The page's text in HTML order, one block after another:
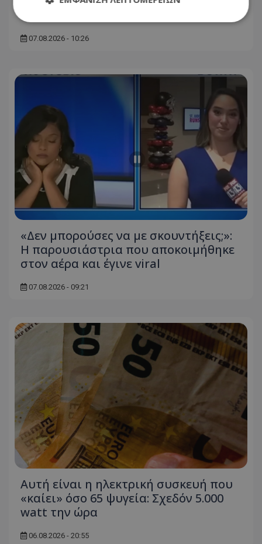
περισσότερο
07.08.2026 - 10:26
«Δεν μπορούσες να με σκουντήξεις;»:
Η παρουσιάστρια που αποκοιμήθηκε
στον αέρα και έγινε viral
07.08.2026 - 09:21
Αυτή είναι η ηλεκτρική συσκευή που
«καίει» όσο 65 ψυγεία: Σχεδόν 5.000
watt την ώρα
06.08.2026 - 20:55
Μη ταξινομημένα
Τα απολύτως απαραίτητα cookies επιτρέπουν
βασικές λειτουργίες του ιστότοπου, όπως τη
σύνδεση χρήστη και τη διαχείριση λογαριασμού.
Ο ιστότοπος δεν μπορεί να χρησιμοποιηθεί σωστά
χωρίς τα απολύτως απαραίτητα cookies.
Ονοματεπώνυμο
Προμηθευτής /Πεδίο
usprivacy
.lifenewscy.tothemaonline.com
VISITOR_PRIVACY_METADATA
YouTube
.youtube.com